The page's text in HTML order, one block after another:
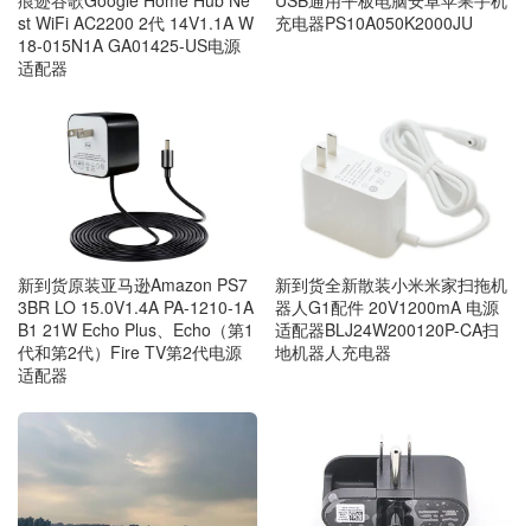
st WiFi AC2200 2代 14V1.1A W
18-015N1A GA01425-US电源
适配器
充电器PS10A050K2000JU
新到货原装亚马逊Amazon PS7
3BR LO 15.0V1.4A PA-1210-1A
B1 21W Echo Plus、Echo（第1
代和第2代）Fire TV第2代电源
适配器
新到货全新散装小米米家扫拖机
器人G1配件 20V1200mA 电源
适配器BLJ24W200120P-CA扫
地机器人充电器